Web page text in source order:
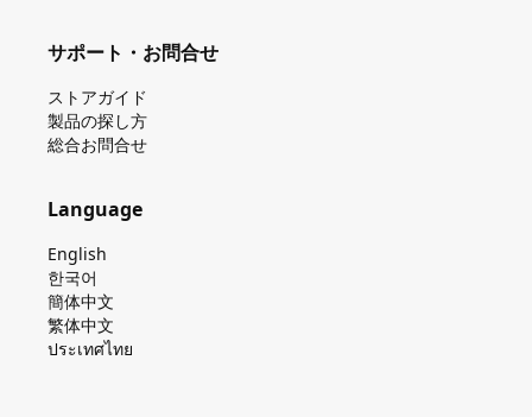
サポート・お問合せ
ストアガイド
製品の探し⽅
総合お問合せ
Language
English
한국어
簡体中文
繁体中文
ประเทศไทย